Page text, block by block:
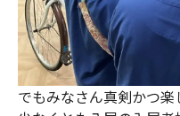
でもみなさん真剣かつ